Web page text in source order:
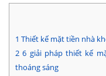
1 Thiết kế mặt tiền nhà
2 6 giải pháp thiết kế
thoáng sáng